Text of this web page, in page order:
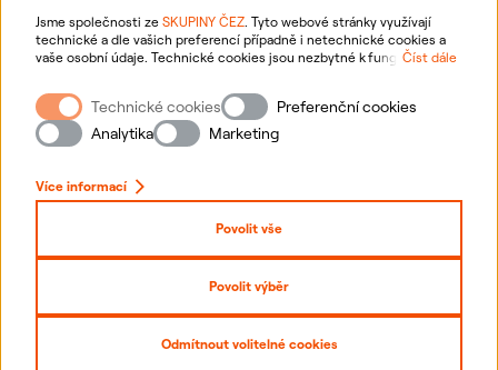
Jsme společnosti ze SKUPINY ČEZ. Tyto webové stránky využívají
technické a dle vašich preferencí případně i netechnické cookies a
vaše osobní údaje. Technické cookies jsou nezbytné k fungování
webové stránky vašim preferencím, k personalizaci reklam a analytice.
Pro sběr a zpracování netechnických cookies a vašich osobních údajů
nám můžete udělit souhlas. Bližší informace o vašich právech,
zpracování osobních údajů, včetně možnosti odvolání udělených
Číst dále
Technické cookies
Preferenční cookies
Analytika
Marketing
Více informací
Povolit vše
Povolit výběr
Odmítnout volitelné cookies
Ochrana osobních údajů
Informace o webu
Nastavení cookies
Přihlásit se
Prohlášení o přístupnosti